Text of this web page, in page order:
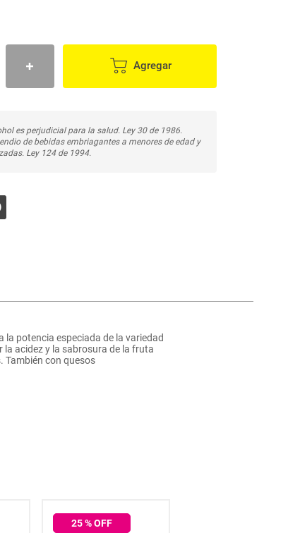
Agregar
es perjudicial para la salud. Ley 30 de 1986.
de bebidas embriagantes a menores de edad y
Ley 124 de 1994.
la potencia especiada de la variedad
acidez y la sabrosura de la fruta
También con quesos
25% OFF